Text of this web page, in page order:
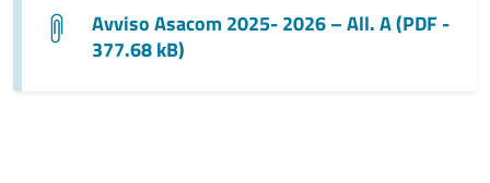
Avviso Asacom 2025- 2026 – All. A (PDF -
377.68 kB)